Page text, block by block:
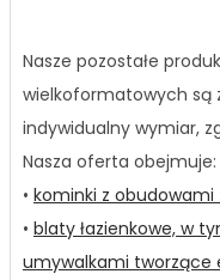
Nasze pozostałe
wielkoformatowych są
indywidualny wymiar,
Nasza oferta obejmuje:
• kominki z obudowami
• blaty łazienkowe, w
umywalkami tworzące